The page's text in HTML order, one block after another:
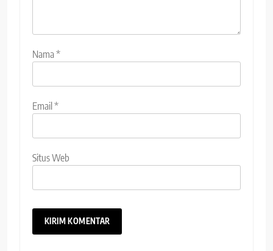
Nama*
Email*
Situs Web